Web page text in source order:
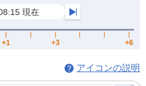
アイコンの説明